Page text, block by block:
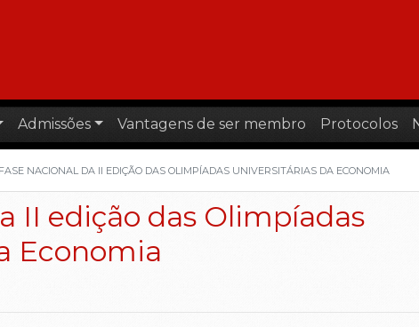
Admissões Vantagens de ser membro Protocolos
FASE NACIONAL DA II EDIÇÃO DAS OLIMPÍADAS UNIVERSITÁRIAS DA ECONOMIA
II edição das Olimpíadas
Economia